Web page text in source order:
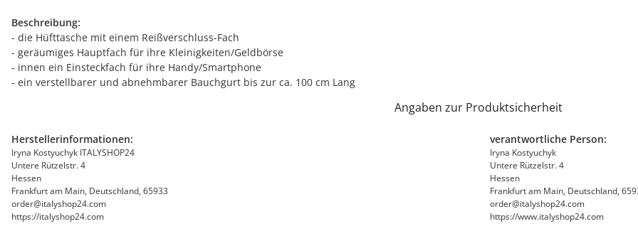
Beschreibung:
- die Hüfttasche mit einem Reißverschluss-Fach
- geräumiges Hauptfach für ihre Kleinigkeiten/Geldbörse
- innen ein Einsteckfach für ihre Handy/Smartphone
- ein verstellbarer und abnehmbarer Bauchgurt bis zur ca. 100 cm Lang
Angaben zur Produktsicherheit
Herstellerinformationen:
Iryna Kostyuchyk ITALYSHOP24
Untere Rützelstr. 4
Hessen
Frankfurt am Main, Deutschland, 65933
order@italyshop24.com
https://italyshop24.com
verantwortliche Person:
Iryna Kostyuchyk
Untere Rützelstr. 4
Hessen
Frankfurt am Main, Deutschland,
order@italyshop24.com
https://www.italyshop24.com